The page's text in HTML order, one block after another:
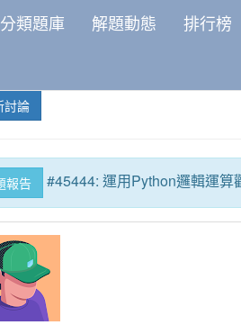
分類題庫 解題動態 排行榜
討論
報告 #45444: 運用Python邏輯運算